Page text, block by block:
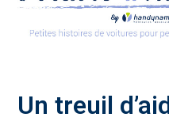
Un treuil